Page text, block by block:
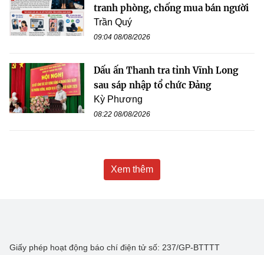
tranh phòng, chống mua bán người
Trần Quý
09:04 08/08/2026
Dấu ấn Thanh tra tỉnh Vĩnh Long
sau sáp nhập tổ chức Đảng
Kỳ Phương
08:22 08/08/2026
Xem thêm
Giấy phép hoạt động báo chí điện tử số: 237/GP-BTTTT